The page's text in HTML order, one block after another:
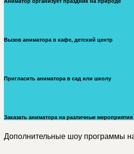
Вызов аниматора в кафе, детский центр
Пригласить аниматора в сад или школу
Заказать аниматора на различные мероприятия
Дополнительные шоу программы